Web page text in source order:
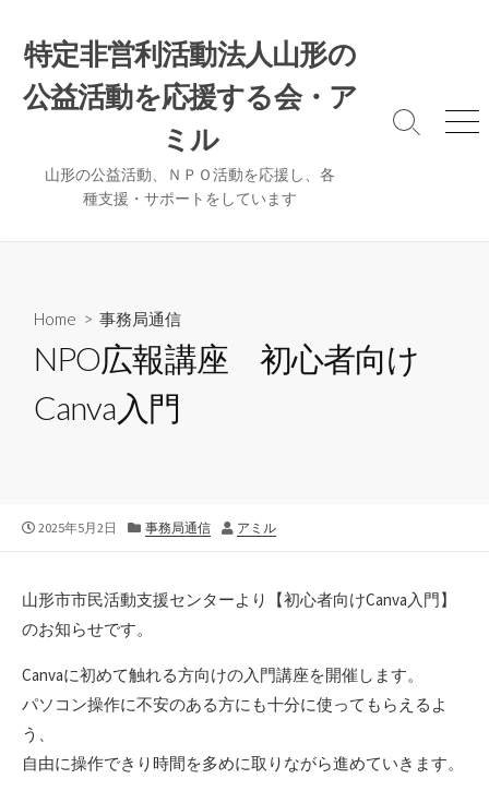
特定非営利活動法人山形の
公益活動を応援する会・ア
ミル
山形の公益活動、ＮＰＯ活動を応援し、各
種支援・サポートをしています
検
メ
Home > 事務局通信
NPO広報講座 初心者向け
Canva入門
公
2025年5月2日
カ
リ
ー
事務局通信
作
アミル
山形市市民活動支援センターより【初心者向けCanva入門】
のお知らせです。
Canvaに初めて触れる方向けの入門講座を開催します。
パソコン操作に不安のある方にも十分に使ってもらえるよ
う、
自由に操作できり時間を多めに取りながら進めていきます。